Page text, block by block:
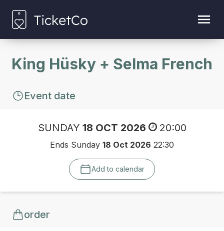
King Hüsky + Selma French
Event date
SUNDAY 18 OCT 2026 20:00
Ends Sunday 18 Oct 2026 22:30
Add to calendar
order